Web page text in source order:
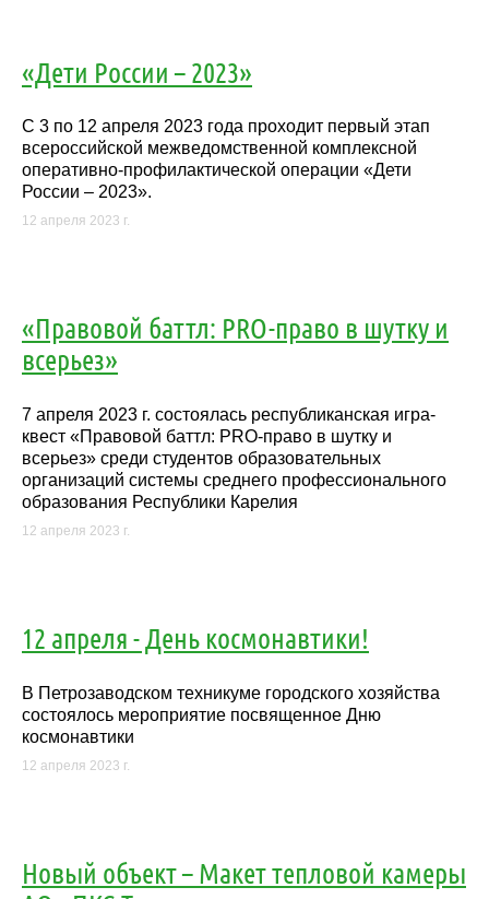
«Дети России – 2023»
C 3 по 12 апреля 2023 года проходит первый этап
всероссийской межведомственной комплексной
оперативно-профилактической операции «Дети
России – 2023».
12 апреля 2023 г.
«Правовой баттл: PRO-право в шутку и
всерьез»
7 апреля 2023 г. состоялась республиканская игра-
квест «Правовой баттл: PRO-право в шутку и
всерьез» среди студентов образовательных
организаций системы среднего профессионального
образования Республики Карелия
12 апреля 2023 г.
12 апреля - День космонавтики!
В Петрозаводском техникуме городского хозяйства
состоялось мероприятие посвященное Дню
космонавтики
12 апреля 2023 г.
Новый объект – Макет тепловой камеры